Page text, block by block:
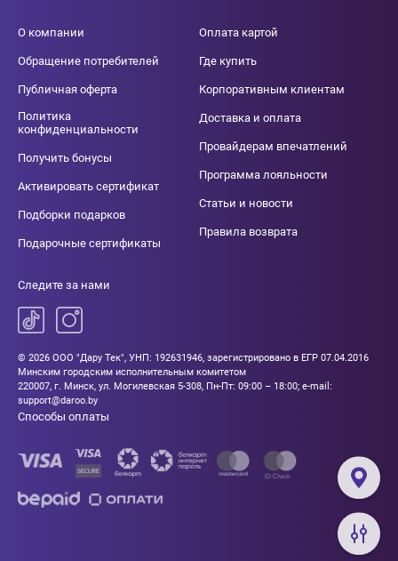
О компании
Обращение потребителей
Публичная оферта
Политика
конфиденциальности
Получить бонусы
Активировать сертификат
Подборки подарков
Подарочные сертификаты
Оплата картой
Где купить
Корпоративным клиентам
Доставка и оплата
Провайдерам впечатлений
Программа лояльности
Статьи и новости
Правила возврата
Следите за нами
© 2026 ООО "Дару Тек", УНП: 192631946, зарегистрировано в ЕГР 07.04.2016
Минским городским исполнительным комитетом
220007, г. Минск, ул. Могилевская 5-308, Пн-Пт: 09:00 – 18:00; e-mail:
support@daroo.by
Способы оплаты